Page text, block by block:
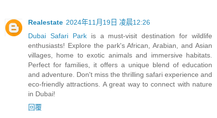
Realestate 2024年11月19日 凌晨12:26
Dubai Safari Parkis a must-visit destination for wildlife
enthusiasts! Explore the park's African, Arabian, and Asian
villages, home to exotic animals and immersive habitats.
Perfect for families, it offers a unique blend of education
and adventure. Don't miss the thrilling safari experience and
eco-friendly attractions. A great way to connect with nature
in Dubai!
回覆